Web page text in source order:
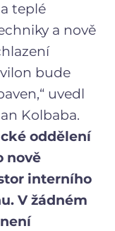
teplé
a nově
bude
uvedl
Kolbaba.
oddělení
nově
interního
V žádném